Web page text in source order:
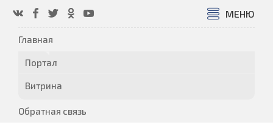
МЕНЮ
Главная
Портал
Витрина
Обратная связь